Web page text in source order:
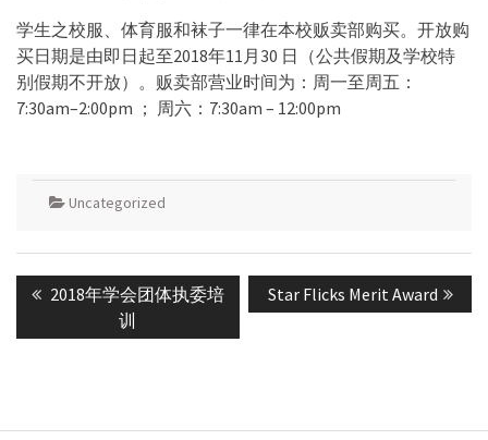
学生之校服、体育服和袜子一律在本校贩卖部购买。开放购
买日期是由即日起至2018年11月30 日（公共假期及学校特
别假期不开放）。贩卖部营业时间为：周一至周五：
7:30am–2:00pm ； 周六：7:30am – 12:00pm
Uncategorized
Post
navigation
Previous
2018年学会团体执委培
训
Next
post:
Star Flicks Merit Award